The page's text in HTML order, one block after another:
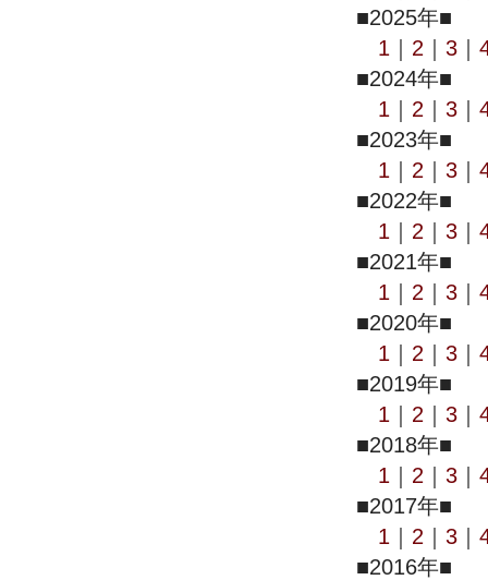
■2025年■
1
2 3
■2024年■
1
2 3
■2023年■
1
2 3
■2022年■
1
2 3
■2021年■
1
2 3
■2020年■
1
2 3
■2019年■
1
2 3
■2018年■
1
2 3
■2017年■
1
2 3
■2016年■